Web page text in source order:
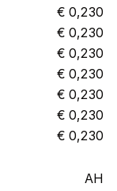
€ 0,230
€ 0,230
€ 0,230
€ 0,230
€ 0,230
€ 0,230
€ 0,230
AH